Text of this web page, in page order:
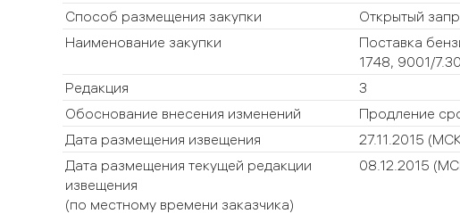
Способ размещения закупки
Открытый
Наименование закупки
Поставка
1748, 9001/
Редакция
3
Обоснование внесения изменений
Продление
Дата размещения извещения
27.11.2015
Дата размещения текущей редакции
извещения
(по местному времени заказчика)
08.12.2015